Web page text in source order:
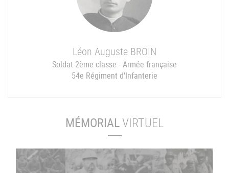
Léon Auguste BROIN
Soldat 2ème classe - Armée française
54e Régiment d'Infanterie
MÉMORIALVIRTUEL